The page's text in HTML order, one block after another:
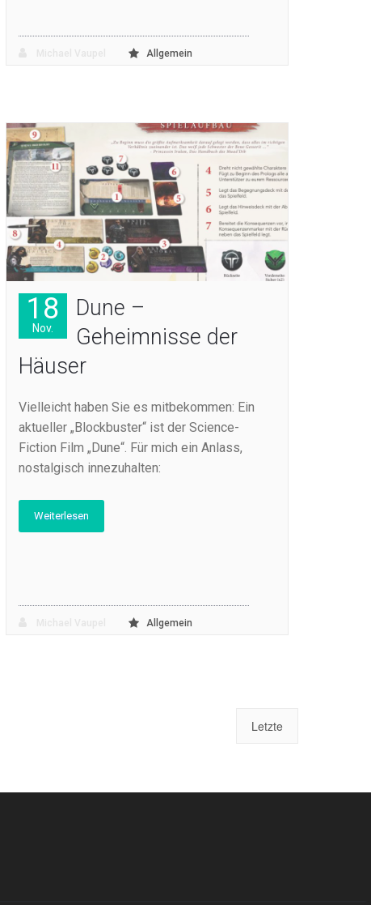
Allgemein
18
Nov.
Dune –
Geheimnisse der
Häuser
Vielleicht haben Sie es mitbekommen: Ein
aktueller „Blockbuster“ ist der Science-
Fiction Film „Dune“. Für mich ein Anlass,
nostalgisch innezuhalten:
Weiterlesen
Allgemein
Letzte